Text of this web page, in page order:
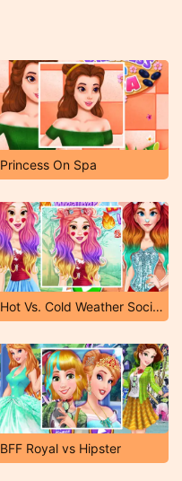
Princess On Spa
Hot Vs. Cold Weather Social Media Adventure
BFF Royal vs Hipster